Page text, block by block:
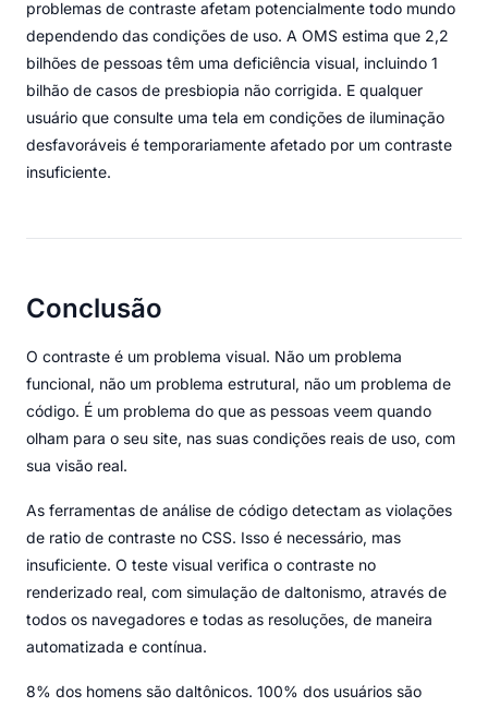
problemas de contraste afetam potencialmente todo mundo
dependendo das condições de uso. A OMS estima que 2,2
bilhões de pessoas têm uma deficiência visual, incluindo 1
bilhão de casos de presbiopia não corrigida. E qualquer
usuário que consulte uma tela em condições de iluminação
desfavoráveis é temporariamente afetado por um contraste
insuficiente.
Conclusão
O contraste é um problema visual. Não um problema
funcional, não um problema estrutural, não um problema de
código. É um problema do que as pessoas veem quando
olham para o seu site, nas suas condições reais de uso, com
sua visão real.
As ferramentas de análise de código detectam as violações
de ratio de contraste no CSS. Isso é necessário, mas
insuficiente. O teste visual verifica o contraste no
renderizado real, com simulação de daltonismo, através de
todos os navegadores e todas as resoluções, de maneira
automatizada e contínua.
8% dos homens são daltônicos. 100% dos usuários são